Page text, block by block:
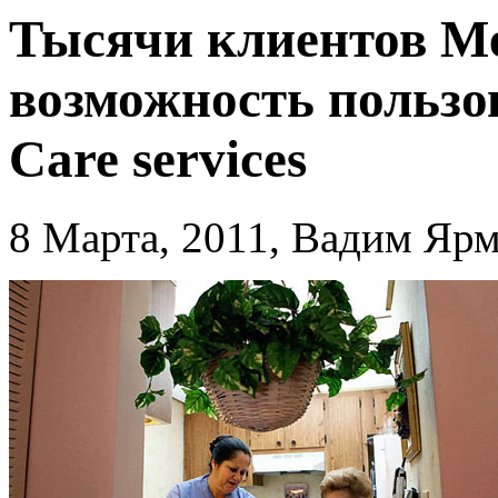
Тысячи клиентов
возможность
Care services
8 Марта, 2011, Вадим